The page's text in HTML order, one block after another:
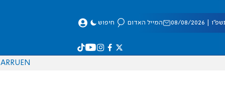
08/2026 המייל האדום חיפוש
EN
RU
AR